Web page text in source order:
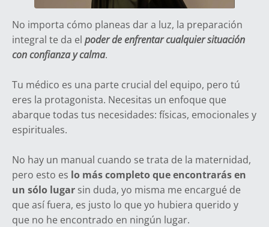
No importa cómo planeas dar a luz, la preparación
integral te da el poder de enfrentar cualquier situación
con confianza y calma.
Tu médico es una parte crucial del equipo, pero tú
eres la protagonista. Necesitas un enfoque que
abarque todas tus necesidades: físicas, emocionales y
espirituales.
No hay un manual cuando se trata de la maternidad,
pero esto es lo más completo que encontrarás en
un sólo lugar sin duda, yo misma me encargué de
que así fuera, es justo lo que yo hubiera querido y
que no he encontrado en ningún lugar.